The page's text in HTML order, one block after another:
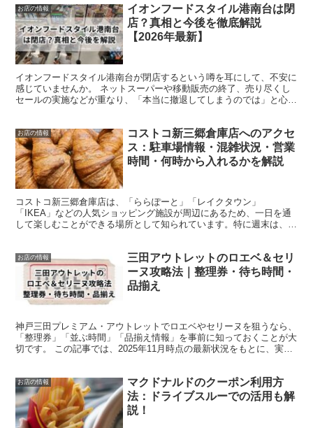
お店の情報
イオンフードスタイル港南台は閉
店？真相と今後を徹底解説
【2026年最新】
イオンフードスタイル港南台が閉店するという噂を耳にして、不安に
感じていませんか。 ネットスーパーや移動販売の終了、売り尽くし
セールの実施などが重なり、「本当に撤退してしまうのでは」と心配
お店の情報
コストコ新三郷倉庫店へのアクセ
ス：駐車場情報・混雑状況・営業
時間・何時から入れるかを解説
コストコ新三郷倉庫店は、「ららぽーと」「レイクタウン」
「IKEA」などの人気ショッピング施設が周辺にあるため、一日を通
して楽しむことができる場所として知られています。特に週末は、こ
お店の情報
三田アウトレットのロエベ＆セリ
ーヌ攻略法｜整理券・待ち時間・
品揃え
神戸三田プレミアム・アウトレットでロエベやセリーヌを狙うなら、
「整理券」「並ぶ時間」「品揃え情報」を事前に知っておくことが大
切です。 この記事では、2025年11月時点の最新状況をもとに、実際
お店の情報
マクドナルドのクーポン利用方
法：ドライブスルーでの活用も解
説！